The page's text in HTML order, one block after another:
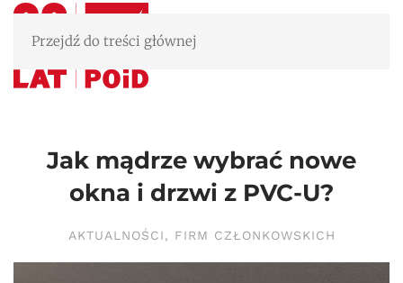
Przejdź do treści głównej
Jak mądrze wybrać nowe
okna i drzwi z PVC-U?
AKTUALNOŚCI, FIRM CZŁONKOWSKICH